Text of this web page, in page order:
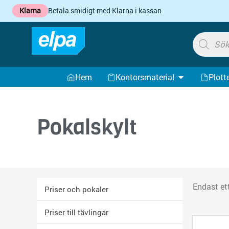
HoppaKlarna Betala smidigt med Klarna i kassan
Products
search
Hem Kontorsmaterial ÖPPNA
Pokalskylt
Priser och pokaler
Priser till tävlingar
Endast